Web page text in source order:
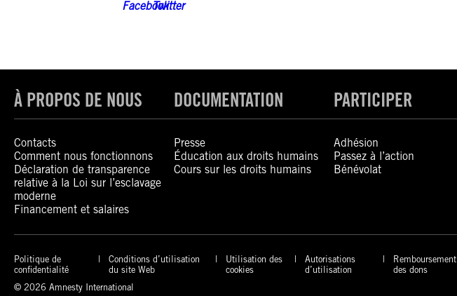
À PROPOS DE NOUS
Contacts
Comment nous fonctionnons
Déclaration de transparence
relative à la Loi sur l’esclavage
moderne
Financement et salaires
DOCUMENTATION
Presse
Éducation aux droits humains
Cours sur les droits humains
PARTICIPER
Adhésion
Passez à l’action
Bénévolat
Politique de
confidentialité
Conditions d’utilisation
du site Web
Utilisation des
cookies
Autorisations
d’utilisation
Remboursement
des dons
© 2026 Amnesty International